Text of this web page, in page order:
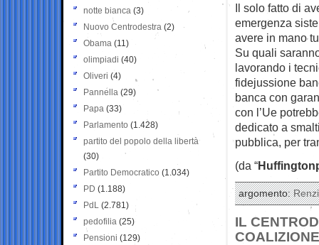
Il solo fatto di
emergenza
avere in mano
Su quali
lavorando i
fidejussione
banca con
con l’Ue
dedicato a
pubblica, per
(da “
argomento:Renzi
IL
notte bianca (3)
Nuovo Centrodestra (2)
Obama (11)
olimpiadi (40)
Oliveri (4)
Pannella (29)
Papa (33)
Parlamento (1.428)
partito del popolo della libertà
(30)
Partito Democratico (1.034)
PD (1.188)
PdL (2.781)
pedofilia (25)
Pensioni (129)